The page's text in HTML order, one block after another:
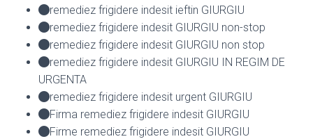
remediez frigidere indesit ieftin GIURGIU
remediez frigidere indesit GIURGIU non-stop
remediez frigidere indesit GIURGIU non stop
remediez frigidere indesit GIURGIU IN REGIM DE
URGENTA
remediez frigidere indesit urgent GIURGIU
Firma remediez frigidere indesit GIURGIU
Firme remediez frigidere indesit GIURGIU